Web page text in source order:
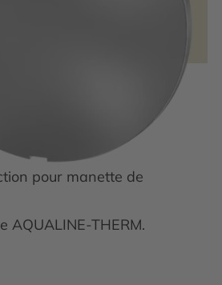
pour manette de
AQUALINE-THERM.